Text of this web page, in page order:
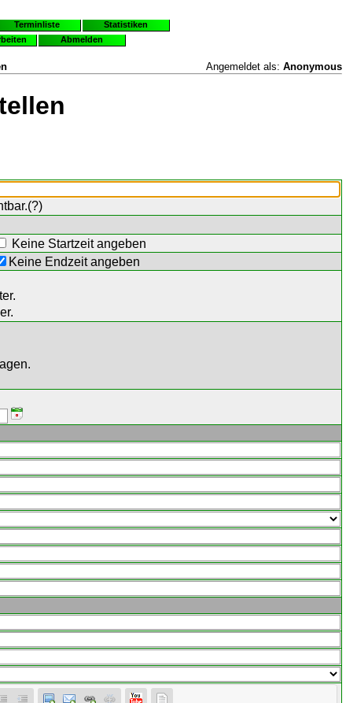
Terminliste
Statistiken
Abmelden
Angemeldet als: Anonymous
?)
Keine Startzeit angeben
Keine Endzeit angeben